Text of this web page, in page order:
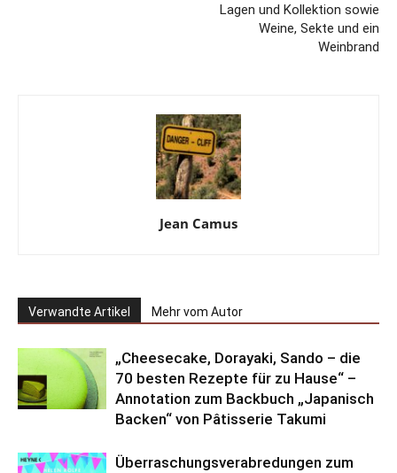
Lagen und Kollektion sowie
Weine, Sekte und ein
Weinbrand
Jean Camus
Verwandte Artikel Mehr vom Autor
„Cheesecake, Dorayaki, Sando – die
70 besten Rezepte für zu Hause“ –
Annotation zum Backbuch „Japanisch
Backen“ von Pâtisserie Takumi
Überraschungsverabredungen zum